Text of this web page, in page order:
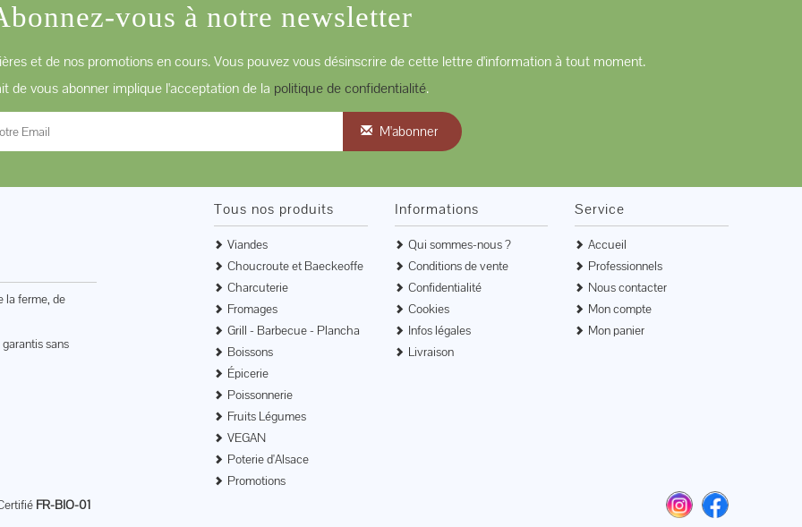
vous à notre newsletter
et de nos promotions en cours. Vous pouvez vous désinscrire de cette lettre d'information à tout moment.
de vous abonner implique l'acceptation de la politique de confidentialité.
M'abonner
la ferme, de
sans
Tous nos produits
Viandes
Choucroute et Baeckeoffe
Charcuterie
Fromages
Grill - Barbecue - Plancha
Boissons
Épicerie
Poissonnerie
Fruits Légumes
VEGAN
Poterie d'Alsace
Promotions
Informations
Qui sommes-nous ?
Conditions de vente
Confidentialité
Cookies
Infos légales
Livraison
Service
Accueil
Professionnels
Nous contacter
Mon compte
Mon panier
FR-BIO-01